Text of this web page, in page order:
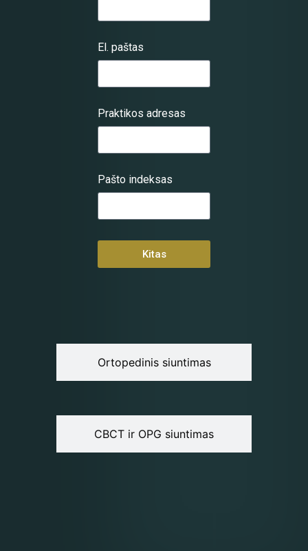
Ortopedinis siuntimas
CBCT ir OPG siuntimas
El. paštas
Praktikos adresas
Pašto indeksas
Kitas